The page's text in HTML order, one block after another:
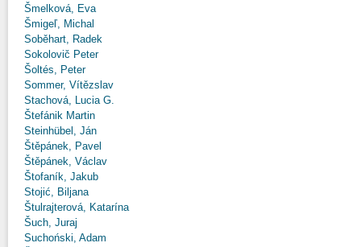
Šmelková, Eva
Šmigeľ, Michal
Soběhart, Radek
Sokolovič Peter
Šoltés, Peter
Sommer, Vítězslav
Stachová, Lucia G.
Štefánik Martin
Steinhübel, Ján
Štěpánek, Pavel
Štěpánek, Václav
Štofaník, Jakub
Stojić, Biljana
Štulrajterová, Katarína
Šuch, Juraj
Suchoński, Adam